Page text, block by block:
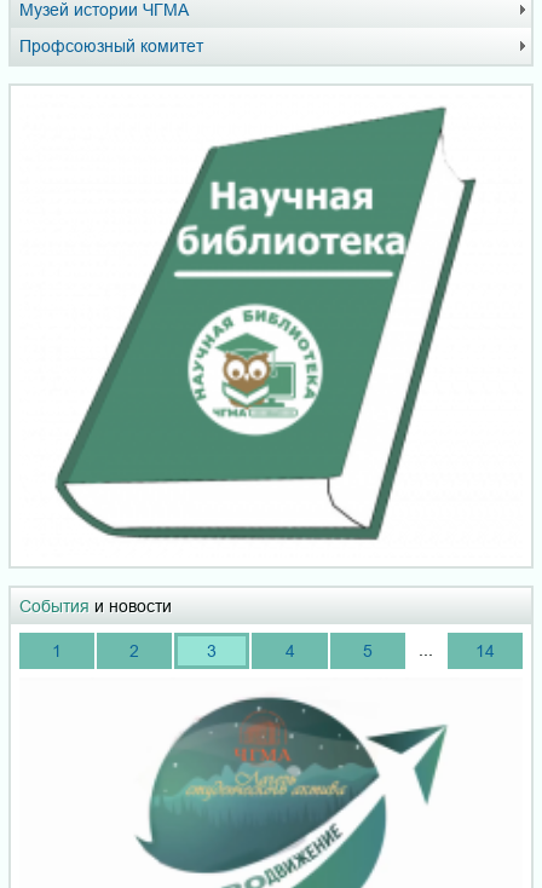
Музей истории ЧГМА
Профсоюзный комитет
События и новости
1 2 3 4 5 14